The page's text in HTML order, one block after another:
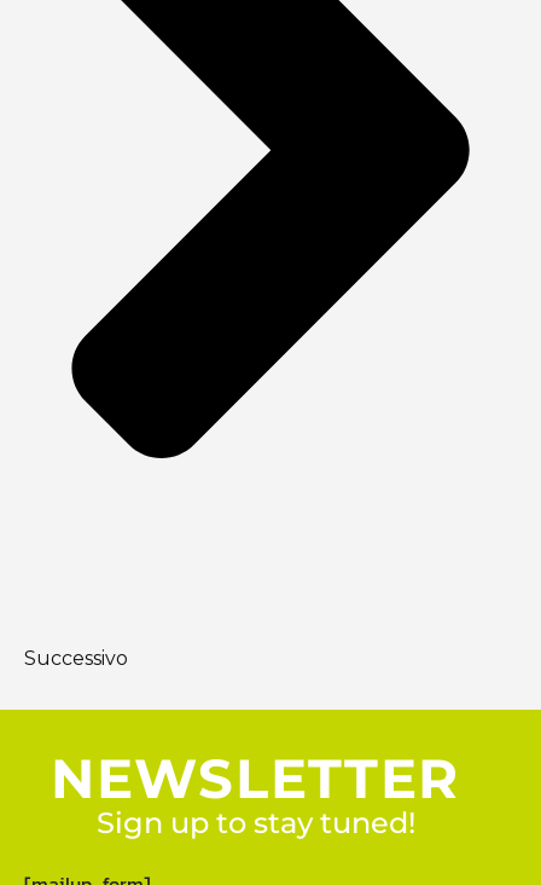
Successivo
NEWSLETTER
Sign up to stay tuned!